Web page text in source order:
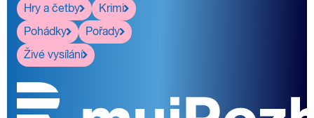
Hry a četby
Krimi
Pohádky
Pořady
Živé vysílání